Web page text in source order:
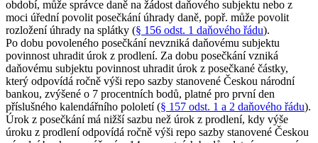
období, může správce daně na žádost daňového subjektu nebo z
moci úřední povolit posečkání úhrady daně, popř. může povolit
rozložení úhrady na splátky (§ 156 odst. 1 daňového řádu).
Po dobu povoleného posečkání nevzniká daňovému subjektu
povinnost uhradit úrok z prodlení. Za dobu posečkání vzniká
daňovému subjektu povinnost uhradit úrok z posečkané částky,
který odpovídá ročně výši repo sazby stanovené Českou národní
bankou, zvýšené o 7 procentních bodů, platné pro první den
příslušného kalendářního pololetí (§ 157 odst. 1 a 2 daňového řádu).
Úrok z posečkání má nižší sazbu než úrok z prodlení, kdy výše
úroku z prodlení odpovídá ročně výši repo sazby stanovené Českou